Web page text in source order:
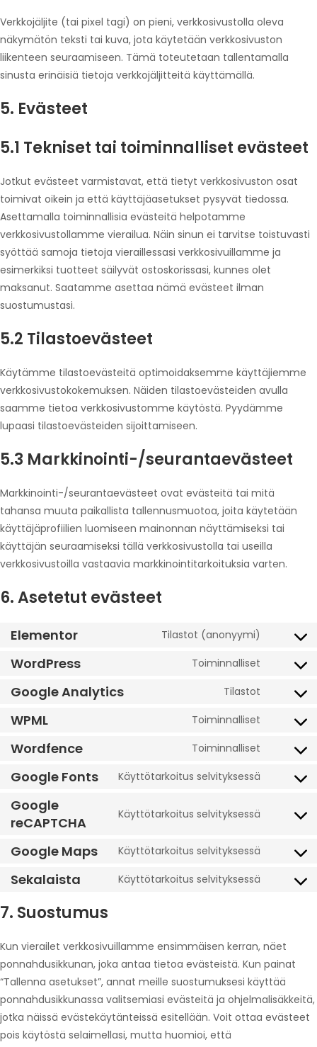
Verkkojäljite (tai pixel tagi) on pieni, verkkosivustolla oleva
näkymätön teksti tai kuva, jota käytetään verkkosivuston
liikenteen seuraamiseen. Tämä toteutetaan tallentamalla
sinusta erinäisiä tietoja verkkojäljitteitä käyttämällä.
5. Evästeet
5.1 Tekniset tai toiminnalliset evästeet
Jotkut evästeet varmistavat, että tietyt verkkosivuston osat
toimivat oikein ja että käyttäjäasetukset pysyvät tiedossa.
Asettamalla toiminnallisia evästeitä helpotamme
verkkosivustollamme vierailua. Näin sinun ei tarvitse toistuvasti
syöttää samoja tietoja vieraillessasi verkkosivuillamme ja
esimerkiksi tuotteet säilyvät ostoskorissasi, kunnes olet
maksanut. Saatamme asettaa nämä evästeet ilman
suostumustasi.
5.2 Tilastoevästeet
Käytämme tilastoevästeitä optimoidaksemme käyttäjiemme
verkkosivustokokemuksen. Näiden tilastoevästeiden avulla
saamme tietoa verkkosivustomme käytöstä. Pyydämme
lupaasi tilastoevästeiden sijoittamiseen.
5.3 Markkinointi-/seurantaevästeet
Markkinointi-/seurantaevästeet ovat evästeitä tai mitä
tahansa muuta paikallista tallennusmuotoa, joita käytetään
käyttäjäprofiilien luomiseen mainonnan näyttämiseksi tai
käyttäjän seuraamiseksi tällä verkkosivustolla tai useilla
verkkosivustoilla vastaavia markkinointitarkoituksia varten.
6. Asetetut evästeet
Elementor Tilastot (anonyymi)
WordPress Toiminnalliset
Google Analytics Tilastot
WPML Toiminnalliset
Wordfence Toiminnalliset
Google Fonts Käyttötarkoitus selvityksessä
Google
reCAPTCHA
Käyttötarkoitus selvityksessä
Google Maps Käyttötarkoitus selvityksessä
Sekalaista Käyttötarkoitus selvityksessä
7. Suostumus
Kun vierailet verkkosivuillamme ensimmäisen kerran, näet
ponnahdusikkunan, joka antaa tietoa evästeistä. Kun painat
“Tallenna asetukset”, annat meille suostumuksesi käyttää
ponnahdusikkunassa valitsemiasi evästeitä ja ohjelmalisäkkeitä,
jotka näissä evästekäytänteissä esitellään. Voit ottaa evästeet
pois käytöstä selaimellasi, mutta huomioi, että